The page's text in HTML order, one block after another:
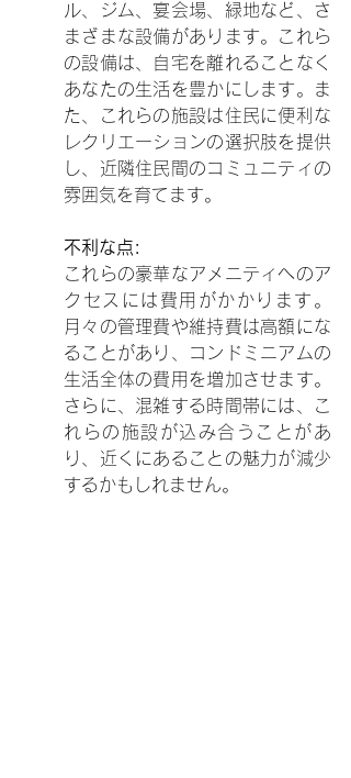
ル、ジム、宴会場、緑地など、さ
まざまな設備があります。これら
の設備は、自宅を離れることなく
あなたの生活を豊かにします。ま
た、これらの施設は住民に便利な
レクリエーションの選択肢を提供
し、近隣住民間のコミュニティの
雰囲気を育てます。
不利な点:
これらの豪華なアメニティへのア
クセスには費用がかかります。
月々の管理費や維持費は高額にな
ることがあり、コンドミニアムの
生活全体の費用を増加させます。
さらに、混雑する時間帯には、こ
れらの施設が込み合うことがあ
り、近くにあることの魅力が減少
するかもしれません。